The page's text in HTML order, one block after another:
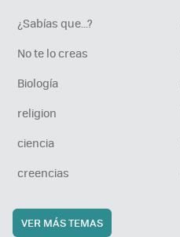
¿Sabías que...?
No te lo creas
Biología
religion
ciencia
creencias
VER MÁS TEMAS